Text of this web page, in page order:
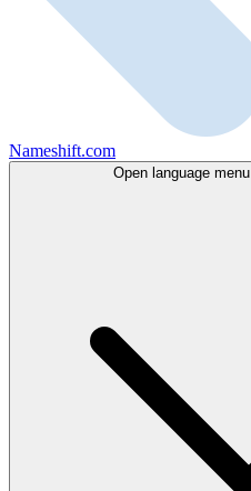
Nameshift.com
Open language menu